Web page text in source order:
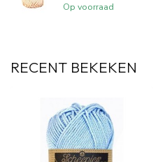
Op voorraad
RECENT BEKEKEN